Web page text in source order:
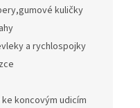
kuličky
a rychlospojky
koncovým udicím